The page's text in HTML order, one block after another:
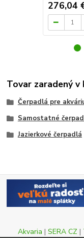
276,04
Tovar zaradený v
Čerpadlá pre
Samostatné
Jazierkové čerpadlá
Akvaria | SERA CZ |